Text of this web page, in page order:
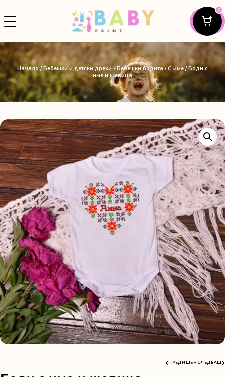
0
Начало/Бебешки и детски дрехи /Бебешки бодита/С име/ Боди с
име и шевица
ПРЕДИШЕН СЛЕДВАЩ